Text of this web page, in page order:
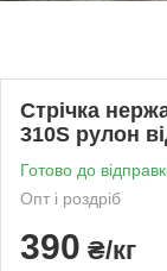
Стрічка
310S рулон
Готово до
Опт і роздріб
390 ₴/кг